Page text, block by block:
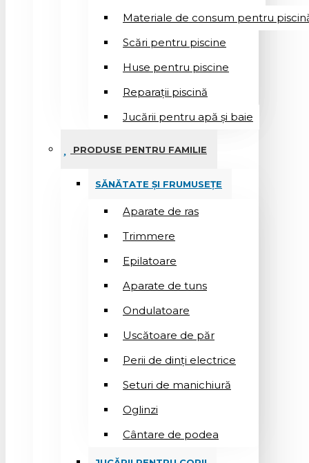
Materiale de consum pentru
Scări pentru piscine
Huse pentru piscine
Reparații piscină
Jucării pentru apă și baie
PRODUSE PENTRU FAMILIE
SĂNĂTATE ȘI FRUMUSEȚE
Aparate de ras
Trimmere
Epilatoare
Aparate de tuns
Ondulatoare
Uscătoare de păr
Perii de dinți electrice
Seturi de manichiură
Oglinzi
Cântare de podea